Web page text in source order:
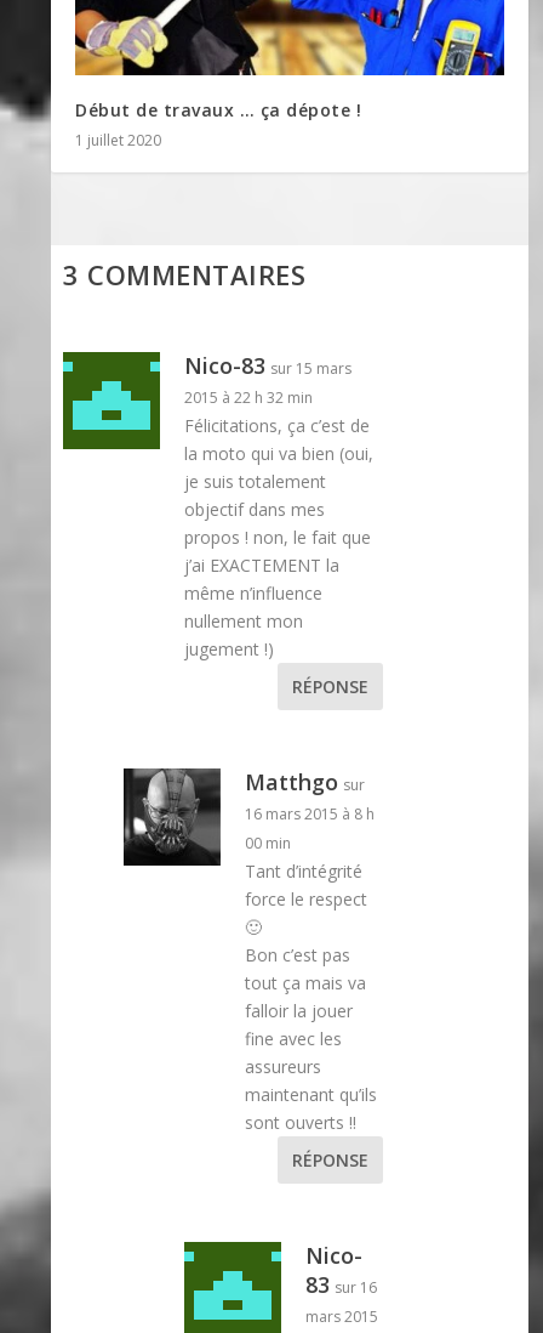
Début de travaux … ça dépote !
1 juillet 2020
3 COMMENTAIRES
Nico-83 sur 15 mars
2015 à 22 h 32 min
Félicitations, ça c’est de
la moto qui va bien (oui,
je suis totalement
objectif dans mes
propos ! non, le fait que
j’ai EXACTEMENT la
même n’influence
nullement mon
jugement !)
RÉPONSE
Matthgo sur
16 mars 2015 à 8 h
00 min
Tant d’intégrité
force le respect
🙂
Bon c’est pas
tout ça mais va
falloir la jouer
fine avec les
assureurs
maintenant qu’ils
sont ouverts !!
RÉPONSE
Nico-
83 sur 16
mars 2015